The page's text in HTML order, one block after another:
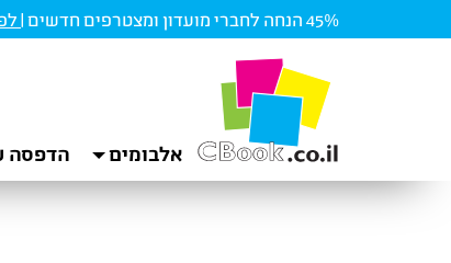
45% הנחה לחברי מועדון ומצטרפים חדשים |
אלבומים הדפסה